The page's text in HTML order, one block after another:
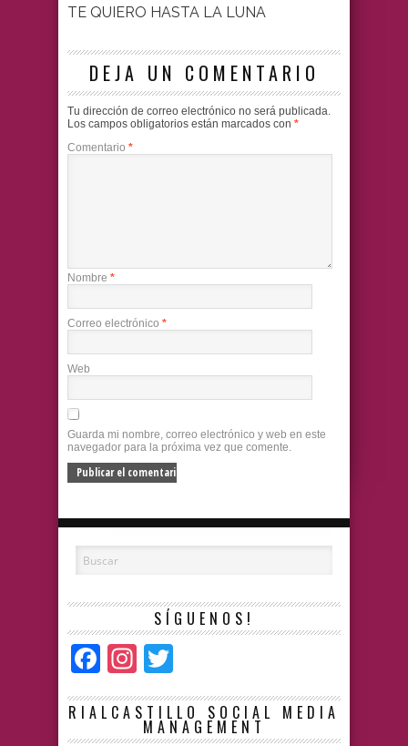
TE QUIERO HASTA LA LUNA
DEJA UN COMENTARIO
Tu dirección de correo electrónico no será publicada.
Los campos obligatorios están marcados con *
Comentario *
Nombre *
Correo electrónico *
Web
Guarda mi nombre, correo electrónico y web en este
navegador para la próxima vez que comente.
SÍGUENOS!
Facebook
Instagram
RIALCASTILLO SOCIAL MEDIA
MANAGEMENT